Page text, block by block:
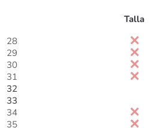
Talla
28
29
30
31
32
33
34
35